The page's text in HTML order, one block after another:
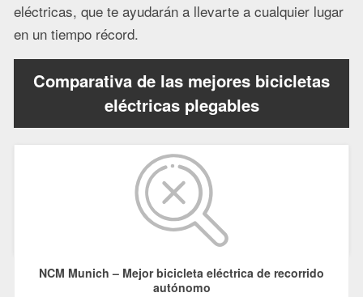
eléctricas, que te ayudarán a llevarte a cualquier lugar
en un tiempo récord.
Comparativa de las mejores bicicletas
eléctricas plegables
NCM Munich – Mejor bicicleta eléctrica de recorrido
autónomo